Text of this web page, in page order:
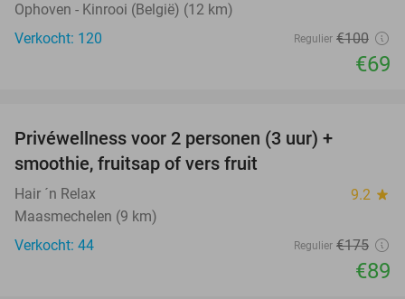
Ophoven - Kinrooi (België) (12 km)
Verkocht: 120
Regulier €100
€69
Privéwellness voor 2 personen (3 uur) +
smoothie, fruitsap of vers fruit
Hair ´n Relax 9.2 star
Maasmechelen (9 km)
Verkocht: 44
Regulier €175
€89